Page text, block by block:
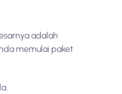
adalah
memulai paket